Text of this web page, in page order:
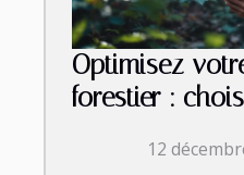
Optimisez
forestier :
12